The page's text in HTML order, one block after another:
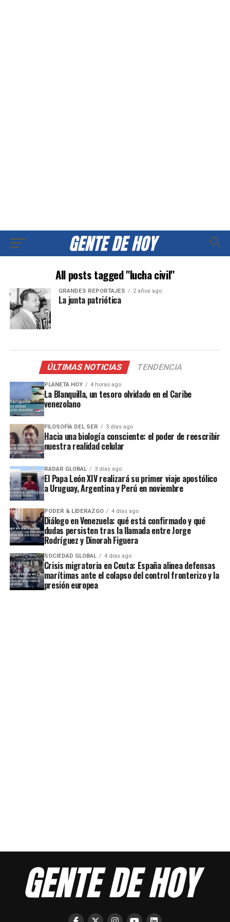
All posts tagged "lucha civil"
GRANDES REPORTAJES 2 años ago
La junta patriótica
ÚLTIMAS NOTICIAS TENDENCIA
PLANETA HOY 4 horas ago
La Blanquilla, un tesoro olvidado en el Caribe
venezolano
FILOSOFÍA DEL SER 3 días ago
Hacia una biología consciente: el poder de reescribir
nuestra realidad celular
RADAR GLOBAL 3 días ago
El Papa León XIV realizará su primer viaje apostólico
a Uruguay, Argentina y Perú en noviembre
PODER & LIDERAZGO 4 días ago
Diálogo en Venezuela: qué está confirmado y qué
dudas persisten tras la llamada entre Jorge
Rodríguez y Dinorah Figuera
SOCIEDAD GLOBAL 4 días ago
Crisis migratoria en Ceuta: España alinea defensas
marítimas ante el colapso del control fronterizo y la
presión europea